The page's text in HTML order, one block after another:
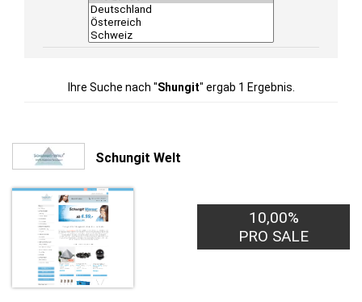
Ihre Suche nach "Shungit" ergab 1 Ergebnis.
Schungit Welt
10,00%
PRO SALE